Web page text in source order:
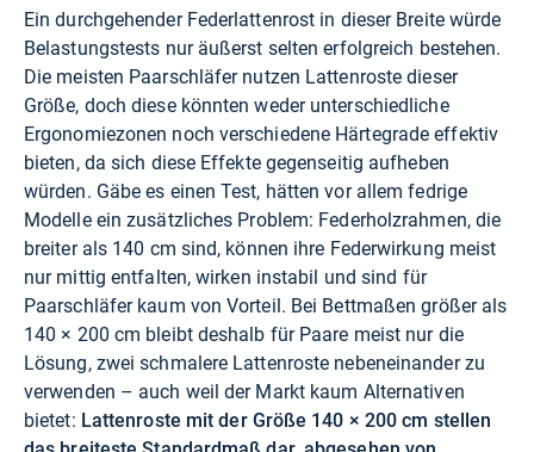
Ein durchgehender Federlattenrost in dieser Breite würde
Belastungstests nur äußerst selten erfolgreich bestehen.
Die meisten Paarschläfer nutzen Lattenroste dieser
Größe, doch diese könnten weder unterschiedliche
Ergonomiezonen noch verschiedene Härtegrade effektiv
bieten, da sich diese Effekte gegenseitig aufheben
würden. Gäbe es einen Test, hätten vor allem fedrige
Modelle ein zusätzliches Problem: Federholzrahmen, die
breiter als 140 cm sind, können ihre Federwirkung meist
nur mittig entfalten, wirken instabil und sind für
Paarschläfer kaum von Vorteil. Bei Bettmaßen größer als
140 × 200 cm bleibt deshalb für Paare meist nur die
Lösung, zwei schmalere Lattenroste nebeneinander zu
verwenden – auch weil der Markt kaum Alternativen
bietet: Lattenroste mit der Größe 140 × 200 cm stellen